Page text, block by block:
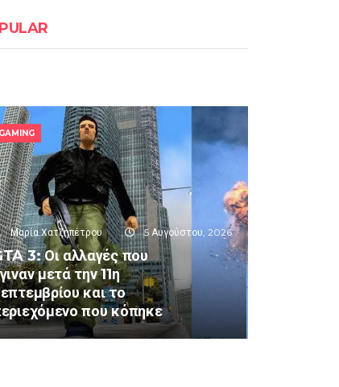
GAMING
Μαρία Χατζηπέτρου 5 Αυγούστου, 2026
3: Οι αλλαγές που
μετά την 11η
και το
που κόπηκε